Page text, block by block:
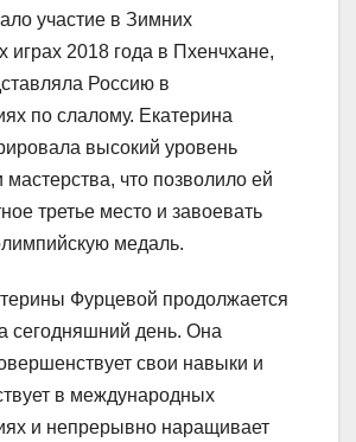
участие в Зимних
играх 2018 года в Пхенчхане,
Россию в
по слалому. Екатерина
высокий уровень
мастерства, что позволило ей
третье место и завоевать
медаль.
Фурцевой продолжается
сегодняшний день. Она
свои навыки и
в международных
и непрерывно наращивает